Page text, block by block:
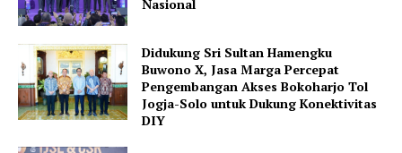
Nasional
Didukung Sri Sultan Hamengku
Buwono X, Jasa Marga Percepat
Pengembangan Akses Bokoharjo Tol
Jogja-Solo untuk Dukung Konektivitas
DIY